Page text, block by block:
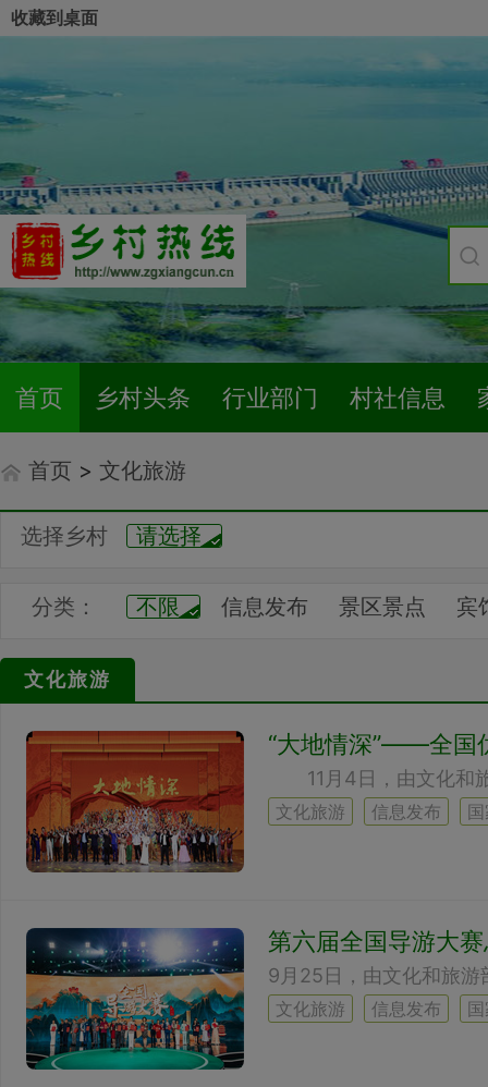
收藏到桌面
首页 乡村头条 行业部门 村社信息
首页 > 文化旅游
选择乡村 请选择
分类： 不限 信息发布 景区景点
宾
文艺作品
美术作品
书法作品
工艺作品
民间传说
体育动态
景点推荐
汇展中心
文化旅游
“大地情深”——全国
文化旅游 信息发布
第六届全国导游大
文化旅游 信息发布